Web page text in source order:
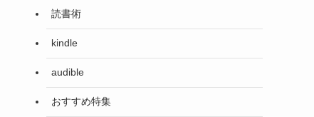
読書術
kindle
audible
おすすめ特集